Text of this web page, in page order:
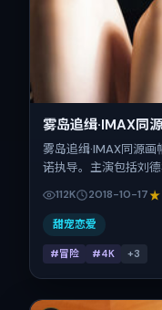
雾岛追缉·IMAX同
雾岛追缉·IMAX同源
诺执导。主演包括刘
映日期 2018-10-17，
112K 2018-10-17
甜宠恋爱
#冒险 #4K +3